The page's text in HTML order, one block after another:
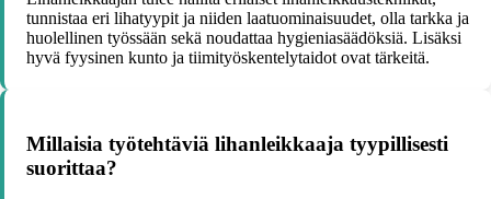
tunnistaa eri lihatyypit ja niiden laatuominaisuudet, olla tarkka ja
huolellinen työssään sekä noudattaa hygieniasäädöksiä. Lisäksi
hyvä fyysinen kunto ja tiimityöskentelytaidot ovat tärkeitä.
Millaisia työtehtäviä lihanleikkaaja tyypillisesti
suorittaa?